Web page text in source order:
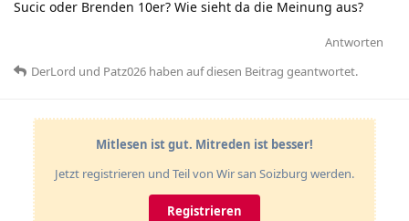
Sucic oder Brenden 10er? Wie sieht da die Meinung aus?
Antworten
DerLord und Patz026 haben auf diesen Beitrag geantwortet.
Mitlesen ist gut. Mitreden ist besser!
Jetzt registrieren und Teil von Wir san Soizburg werden.
Registrieren